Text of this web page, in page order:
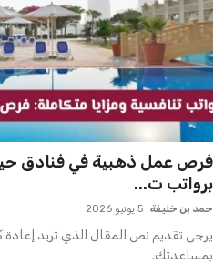
فرص عمل ذهبية في فنادق
برواتب ت...
حمد بن خليفة 5 يونيو 2026
يرجى تقديم نص المقال الذي تريد إعادة
بمساعدتك.